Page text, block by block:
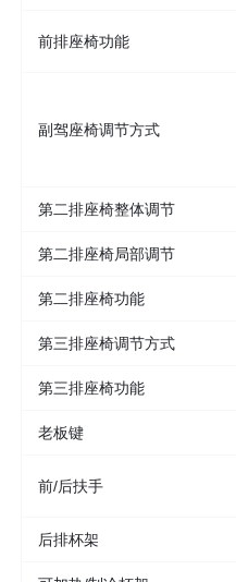
前排座椅功能
副驾座椅调节方式
第二排座椅整体调节
第二排座椅局部调节
第二排座椅功能
第三排座椅调节方式
第三排座椅功能
老板键
前/后扶手
后排杯架